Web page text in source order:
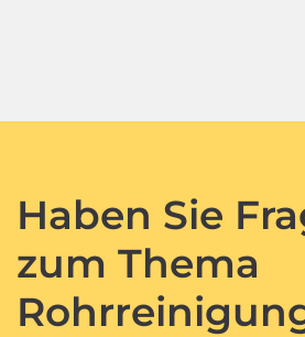
Haben Sie
zum Thema